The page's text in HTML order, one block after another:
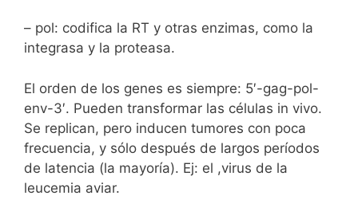
– pol: codifica la RT y otras enzimas, como la
integrasa y la proteasa.
El orden de los genes es siempre: 5′-gag-pol-
env-3′. Pueden transformar las células in vivo.
Se replican, pero inducen tumores con poca
frecuencia, y sólo después de largos períodos
de latencia (la mayoría). Ej: el ,virus de la
leucemia aviar.